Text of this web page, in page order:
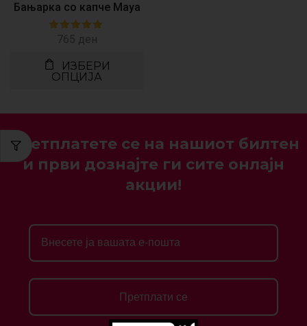
Бањарка со капче Maya
765 ден
ИЗБЕРИ
ОПЦИЈА
Претплатете се на нашиот билтен
и први дознајте ги сите онлајн
акции!
Претплати се